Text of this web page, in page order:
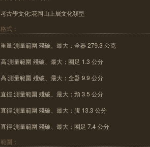
考古學文化:花岡山上層文化類型
格式：
重量:測量範圍 殘破、最大；全器 279.3 公克
高:測量範圍 殘破、最大；圈足 1.3 公分
高:測量範圍 殘破、最大；全器 9.9 公分
直徑:測量範圍 殘破、最大；頸 3.5 公分
直徑:測量範圍 殘破、最大；腹 13.3 公分
直徑:測量範圍 殘破、最大；圈足 7.4 公分
範圍：